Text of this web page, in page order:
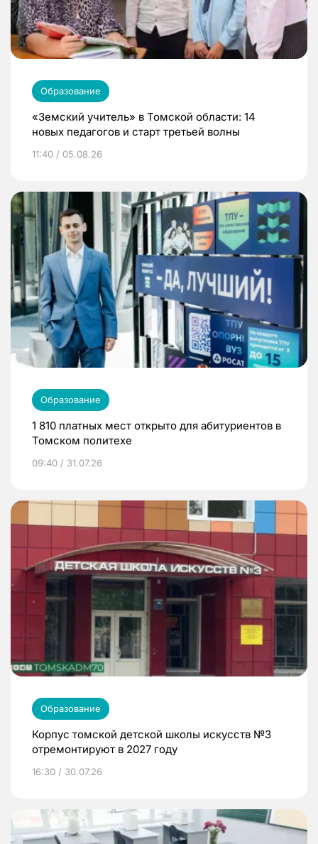
Образование
«Земский учитель» в Томской области: 14
новых педагогов и старт третьей волны
11:40 / 05.08.26
Образование
1 810 платных мест открыто для абитуриентов в
Томском политехе
09:40 / 31.07.26
Образование
Корпус томской детской школы искусств №3
отремонтируют в 2027 году
16:30 / 30.07.26